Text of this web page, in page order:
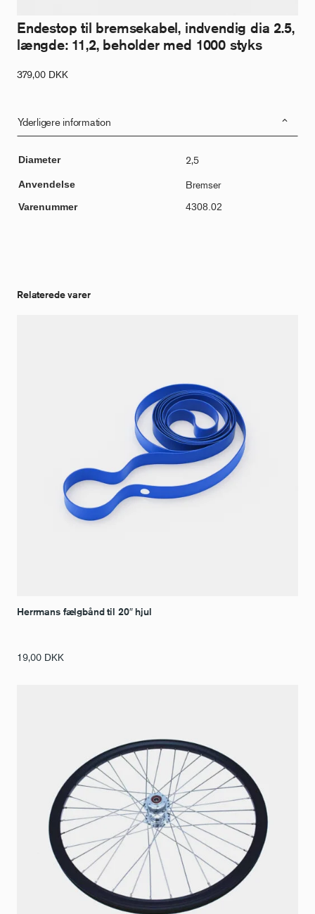
Endestop til bremsekabel, indvendig dia 2.5,
længde: 11,2, beholder med 1000 styks
379,00 DKK
Yderligere information
Diameter 2,5
Anvendelse Bremser
Varenummer 4308.02
Relaterede varer
Herrmans fælgbånd til 20″ hjul
19,00 DKK